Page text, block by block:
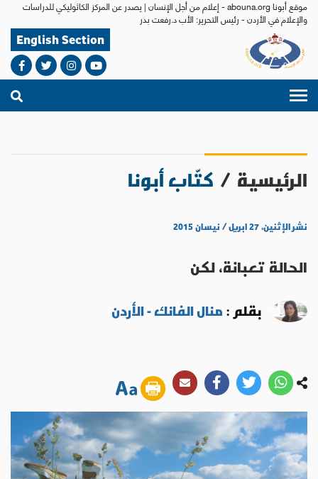
موقع أبونا abouna.org - إعلام من أجل الإنسان | يصدر عن المركز الكاثوليكي للدراسات
والإعلام في الأردن - رئيس التحرير: الأب د.رفعت بدر
English Section
الرئيسية / كتّاب أبونا
نشر الإثنين، ٢٧ ابريل / نيسان ٢٠١٥
الحالة تعبانة، لكن
بقلم :منال الفانك - الأردن